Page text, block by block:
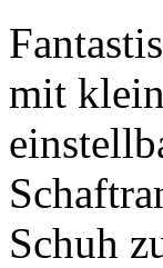
mit
Schuh